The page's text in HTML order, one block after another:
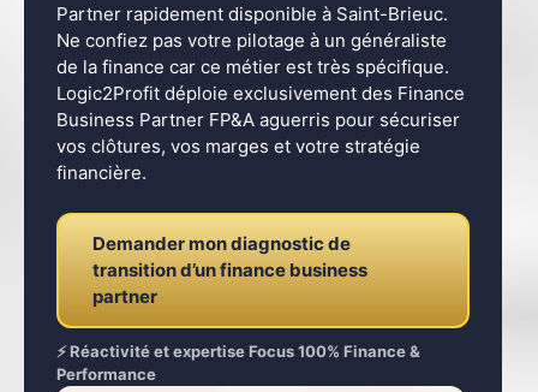
Partner rapidement disponible à Saint-Brieuc.
Ne confiez pas votre pilotage à un généraliste
de la finance car ce métier est très spécifique.
Logic2Profit déploie exclusivement des Finance
Business Partner FP&A aguerris pour sécuriser
vos clôtures, vos marges et votre stratégie
financière.
Demander mon diagnostic de
transition d’un finance business
partner
⚡ Réactivité et expertise Focus 100% Finance &
Performance